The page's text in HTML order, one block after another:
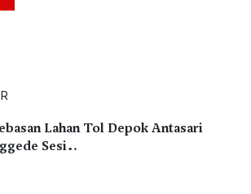
Lahan Tol Depok Antasari
Sesi…